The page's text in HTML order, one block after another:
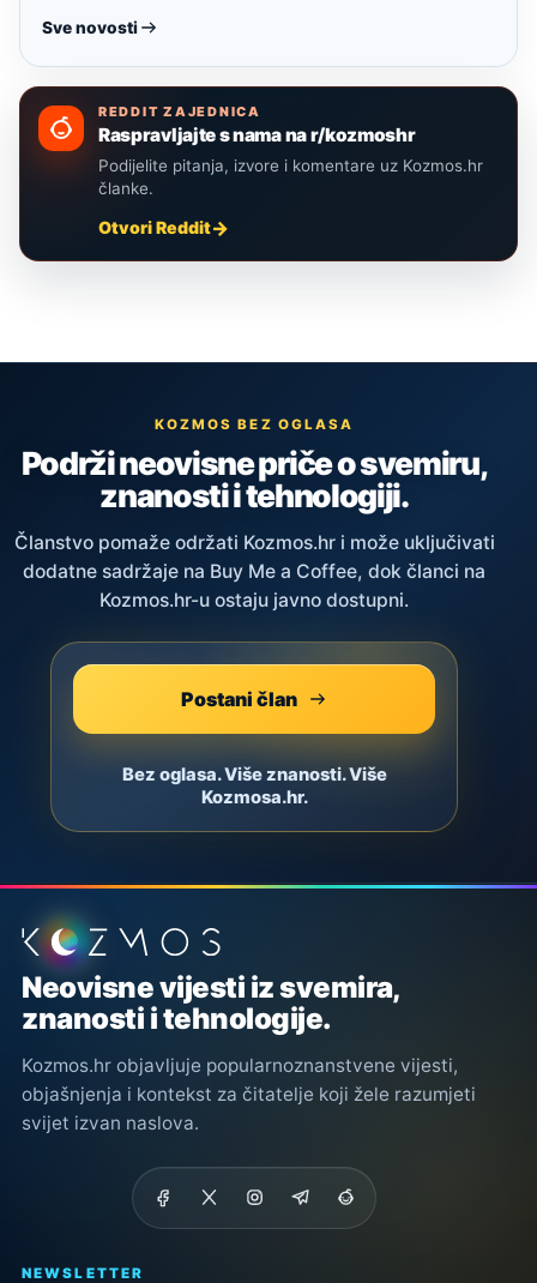
Sve novosti
REDDIT ZAJEDNICA
Raspravljajte s nama na r/kozmoshr
Podijelite pitanja, izvore i komentare uz Kozmos.hr
članke.
Otvori Reddit
KOZMOS BEZ OGLASA
Podrži neovisne priče o svemiru,
znanosti i tehnologiji.
Članstvo pomaže održati Kozmos.hr i može uključivati
dodatne sadržaje na Buy Me a Coffee, dok članci na
Kozmos.hr-u ostaju javno dostupni.
Postani član
Bez oglasa. Više znanosti. Više
Kozmosa.hr.
Podnožje stranice
Neovisne vijesti iz svemira,
znanosti i tehnologije.
Kozmos.hr objavljuje popularnoznanstvene vijesti,
objašnjenja i kontekst za čitatelje koji žele razumjeti
svijet izvan naslova.
NEWSLETTER